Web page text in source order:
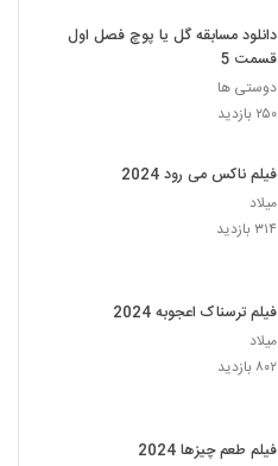
دانلود مسابقه گل یا پوچ فصل اول
قسمت 5
دوستی ها
۲۵۰ بازدید
فیلم ناکس می رود 2024
میلاد
۳۱۴ بازدید
فیلم ترسناک اعجوبه 2024
میلاد
۸۰۲ بازدید
فیلم طعم چیزها 2024